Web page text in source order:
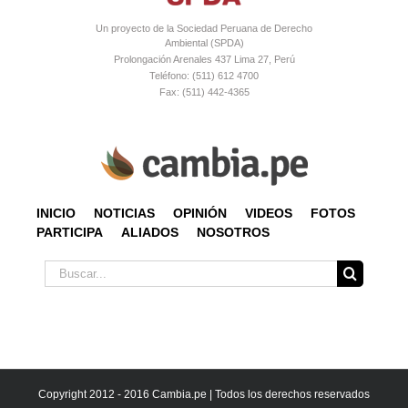
Un proyecto de la Sociedad Peruana de Derecho
Ambiental (SPDA)
Prolongación Arenales 437 Lima 27, Perú
Teléfono: (511) 612 4700
Fax: (511) 442-4365
INICIO NOTICIAS OPINIÓN VIDEOS
FOTOS
PARTICIPA
ALIADOS NOSOTROS
Buscar:
Copyright 2012 - 2016 Cambia.pe | Todos los derechos reservados